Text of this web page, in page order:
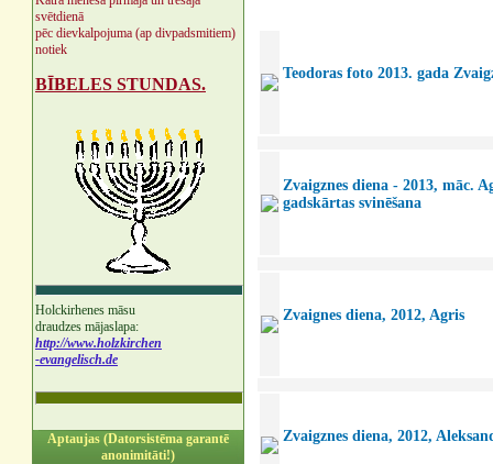
svētdienā
pēc dievkalpojuma (ap divpadsmitiem)
notiek
BĪBELES STUNDAS.
Holckirhenes māsu
draudzes mājaslapa:
http://www.holzkirchen
-evangelisch.de
Aptaujas (Datorsistēma garantē
anonimitāti!)
Teodoras foto 2013. gada
Zvaigznes diena - 2013, māc.
gadskārtas svinēšana
Zvaignes diena, 2012, Agris
Zvaigznes diena, 2012,